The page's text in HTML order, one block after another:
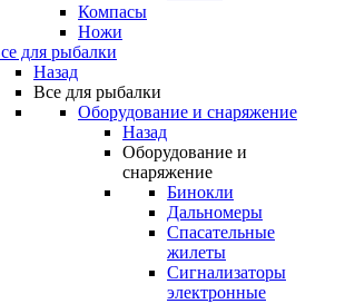
Компасы
Ножи
для рыбалки
Назад
Все для рыбалки
Оборудование и снаряжение
Назад
Оборудование и
снаряжение
Бинокли
Дальномеры
Спасательные
жилеты
Сигнализаторы
электронные